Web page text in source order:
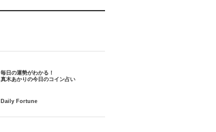
毎日の運勢がわかる！